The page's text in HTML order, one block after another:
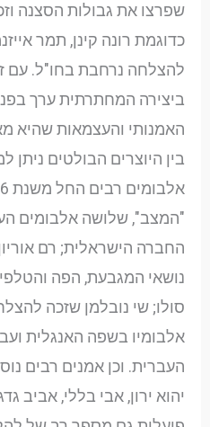
שפרצו את גבולות הסצנה
כדוגמת רונה קינן, תמר
להצלחה נרחבת בחו"ל. עם
ביצירה המחתרתית ערך
האמנותי והעצמאות שהיא
בין היוצרים הבולטים
"המצב", שלושה אלבומים
החברה הישראלית; רם
נושאי המגבעת, הפה
סולו; שי נובלמן שזכה
אלבומיו בשפה האנגלית
העברית. וכן אמנים רבים
יהוא ירון, אבי בללי, אביב